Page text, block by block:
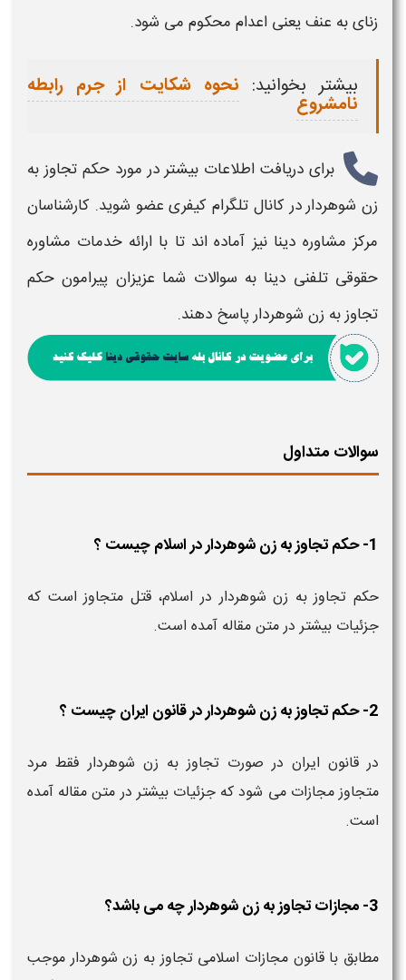
زنای به عنف یعنی اعدام محکوم می شود.
بیشتر بخوانید: نحوه شکایت از جرم رابطه
نامشروع
برای دریافت اطلاعات بیشتر در موردحکم تجاوز به
زن شوهرداردر کانال تلگرام کیفری عضو شوید. کارشناسان
مرکز مشاوره دینا نیز آماده اند تا با ارائه خدمات مشاوره
حقوقی تلفنی دینا به سوالات شما عزیزان پیرامون حکم
تجاوز به زن شوهردارپاسخ دهند.
سوالات متداول
1- حکم تجاوز به زن شوهردار در اسلام چیست ؟
حکم تجاوز به زن شوهردار در اسلام، قتل متجاوز است که
جزئیات بیشتر در متن مقاله آمده است.
2- حکم تجاوز به زن شوهردار در قانون ایران چیست ؟
در قانون ایران در صورت تجاوز به زن شوهردار فقط مرد
متجاوز مجازات می شود که جزئیات بیشتر در متن مقاله آمده
است.
3- مجازات تجاوز به زن شوهردار چه می باشد؟
مطابق با قانون مجازات اسلامی تجاوز به زن شوهردار موجب